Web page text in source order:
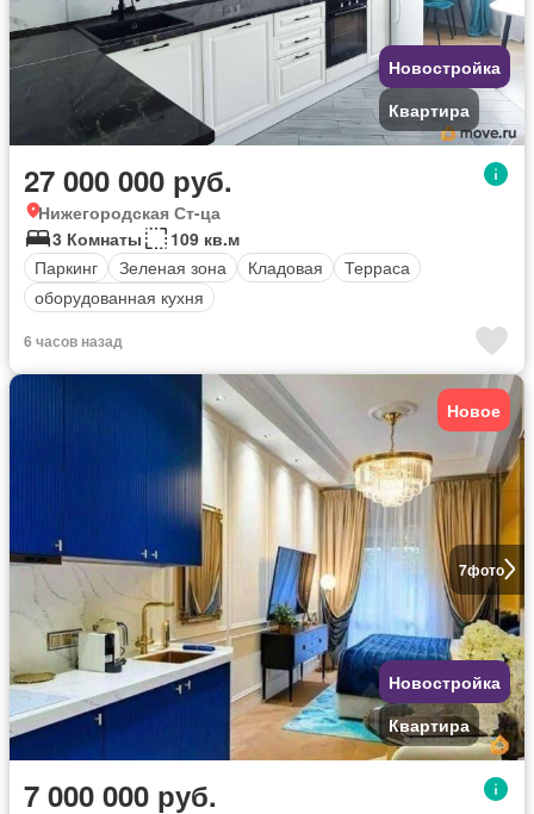
Новостройка
Квартира
27 000 000 руб.
Нижегородская Ст-ца
3 Комнаты
109 кв.м
Паркинг
Зеленая зона Кладовая
Терраса
оборудованная кухня
6 часов назад
7фото
Новое
Новостройка
Квартира
7 000 000 руб.